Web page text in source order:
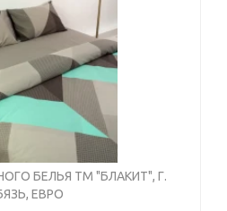
БЕЛЬЯ ТМ "БЛАКИТ", Г.
ЕВРО